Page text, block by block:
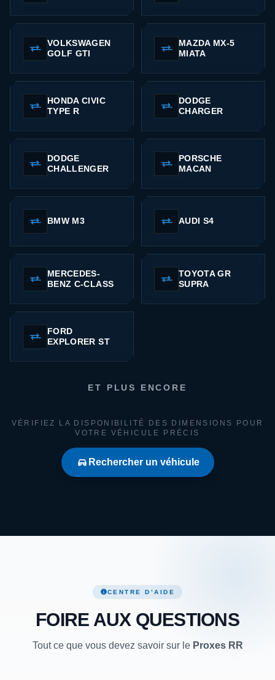
VOLKSWAGEN
GOLF GTI
MAZDA MX-5
MIATA
HONDA CIVIC
TYPE R
DODGE
CHARGER
DODGE
CHALLENGER
PORSCHE
MACAN
BMW M3 AUDI S4
MERCEDES-
BENZ C-CLASS
TOYOTA GR
SUPRA
FORD
EXPLORER ST
ET PLUS ENCORE
VÉRIFIEZ LA DISPONIBILITÉ DES DIMENSIONS POUR
VOTRE VÉHICULE PRÉCIS
Rechercher un véhicule
CENTRE D’AIDE
FOIRE AUX QUESTIONS
Tout ce que vous devez savoir sur le Proxes RR